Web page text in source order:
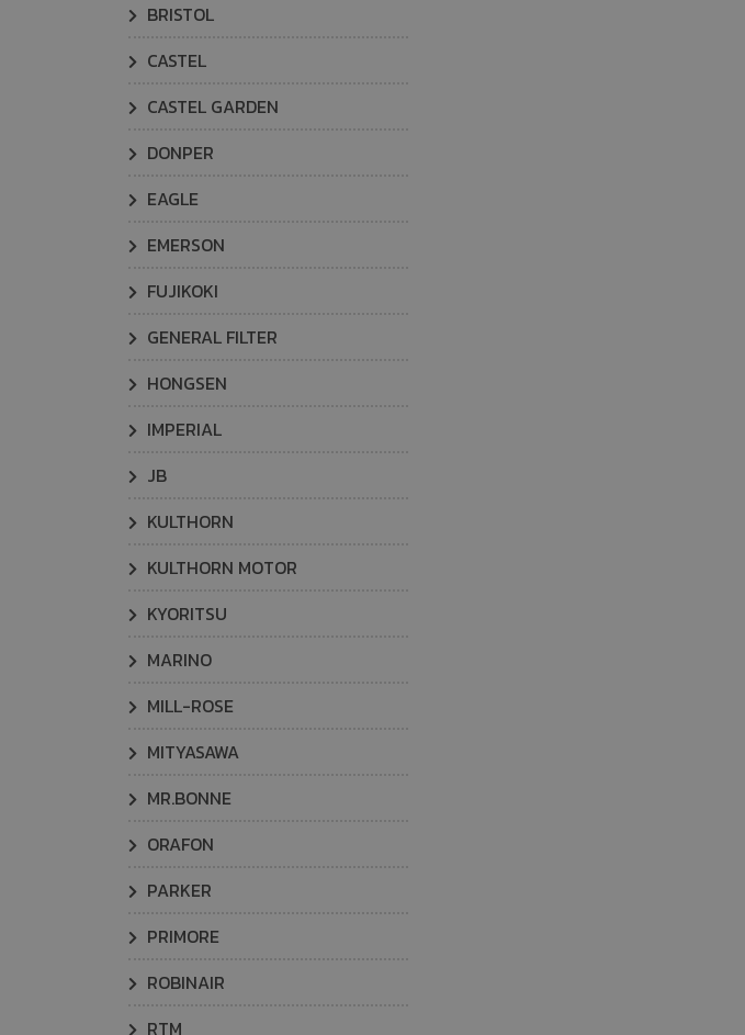
BRISTOL
CASTEL
CASTEL GARDEN
DONPER
EAGLE
EMERSON
FUJIKOKI
GENERAL FILTER
HONGSEN
IMPERIAL
JB
KULTHORN
KULTHORN MOTOR
KYORITSU
MARINO
MILL-ROSE
MITYASAWA
MR.BONNE
ORAFON
PARKER
PRIMORE
ROBINAIR
RTM